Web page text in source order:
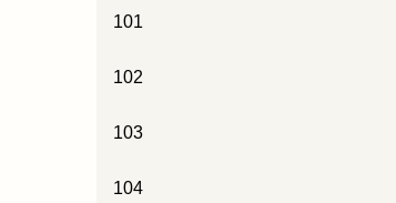
101
102
103
104